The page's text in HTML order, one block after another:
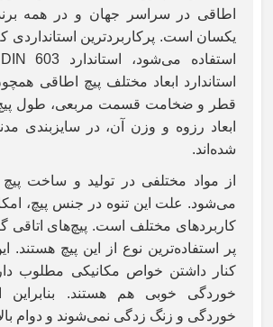
اطاقی در سراسر جهان و در همه
یکسان است. پرکاربردترین استانداردی
استفاده می‌شود، استاندارد DIN 603
استاندارد ابعاد مختلف پیچ
اطاقی
قطر و ضخامت قسمت مربعی، طول پیچ،
ابعاد رزوه و وزن آن، در سایزبندی
شده‌اند.
از مواد مختلفی در تولید و ساخت پیچ
می‌شود. علت این تنوه در جنس پیچ،
کاربردهای مختلف است. پیچ‌های اتاقی
پر استفاده‌ترین نوع از این پیچ هستند.
کنار داشتن خواص مکانیکی مطلوب
خوردگی خوبی هم هستند. بنابراین
خوردگی و زنگ زدگی نمی‌شوند و دوام